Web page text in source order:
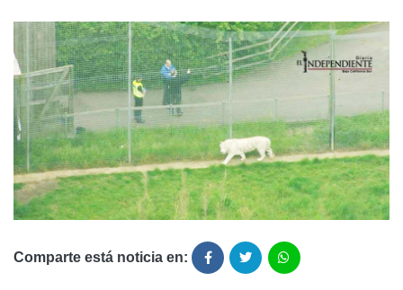
Comparte está noticia en: